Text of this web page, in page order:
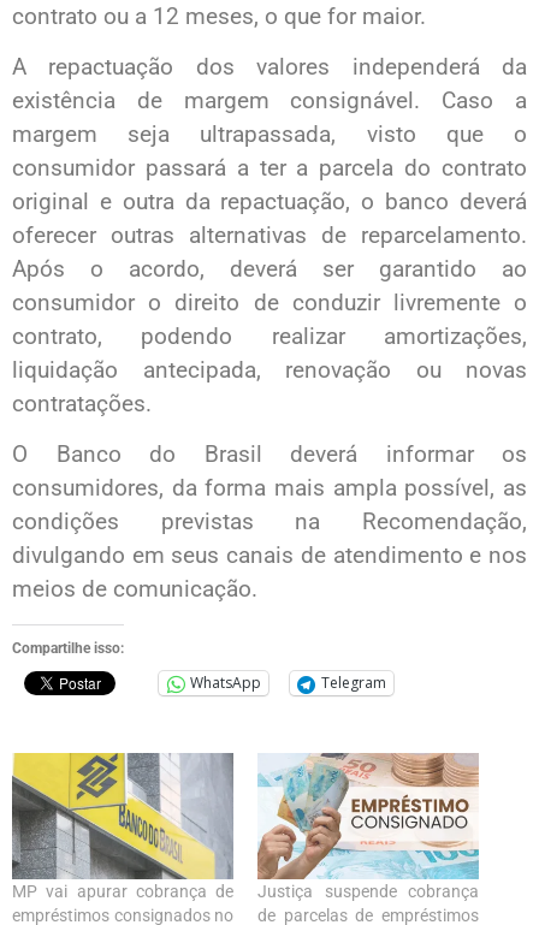
contrato ou a 12 meses, o que for maior.
A repactuação dos valores independerá da
existência de margem consignável. Caso a
margem seja ultrapassada, visto que o
consumidor passará a ter a parcela do contrato
original e outra da repactuação, o banco deverá
oferecer outras alternativas de reparcelamento.
Após o acordo, deverá ser garantido ao
consumidor o direito de conduzir livremente o
contrato, podendo realizar amortizações,
liquidação antecipada, renovação ou novas
contratações.
O Banco do Brasil deverá informar os
consumidores, da forma mais ampla possível, as
condições previstas na Recomendação,
divulgando em seus canais de atendimento e nos
meios de comunicação.
Compartilhe isso:
WhatsApp Telegram
MP vai apurar cobrança de
empréstimos consignados no
Justiça suspende cobrança
de parcelas de empréstimos